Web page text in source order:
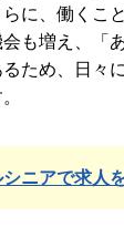
に、働くこ
も増え、「
ため、日々
ニアで求人